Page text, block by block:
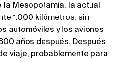
la Mesopotamia, la actual
1.000 kilómetros, sin
automóviles y los aviones
años después. Después
viaje, probablemente para